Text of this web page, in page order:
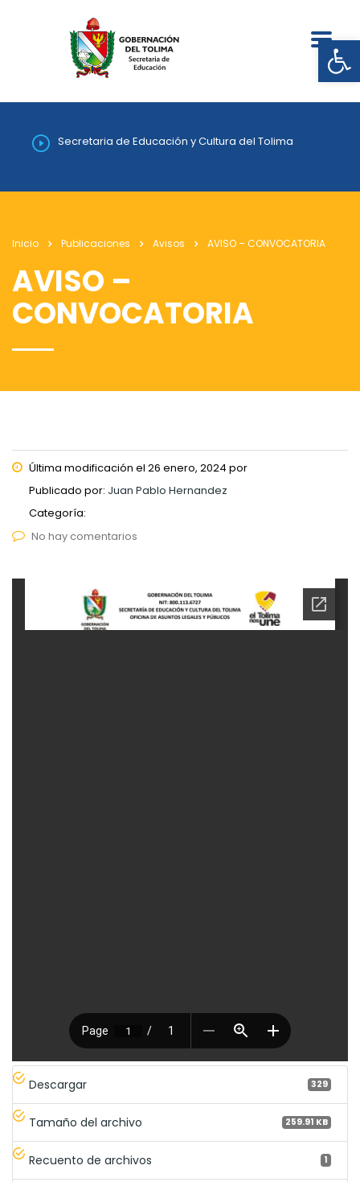
Secretaria de Educación y Cultura del Tolima
Inicio Publicaciones Avisos AVISO – CONVOCATORIA
AVISO –
CONVOCATORIA
Última modificación el 26 enero, 2024 por
Publicado por: Juan Pablo Hernandez
Categoría:
No hay comentarios
Descargar 329
Tamaño del archivo 259.91 KB
Recuento de archivos 1